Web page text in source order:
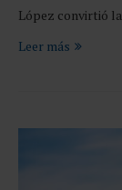
López convirtió
Leer más